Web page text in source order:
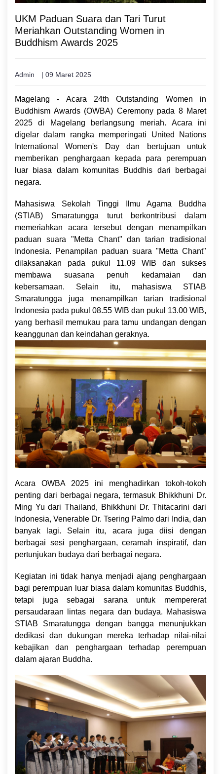
UKM Paduan Suara dan Tari Turut
Meriahkan Outstanding Women in
Buddhism Awards 2025
Admin | 09 Maret 2025
Magelang - Acara 24th Outstanding Women in
Buddhism Awards (OWBA) Ceremony pada 8 Maret
2025 di Magelang berlangsung meriah. Acara ini
digelar dalam rangka memperingati United Nations
International Women's Day dan bertujuan untuk
memberikan penghargaan kepada para perempuan
luar biasa dalam komunitas Buddhis dari berbagai
negara.
Mahasiswa Sekolah Tinggi Ilmu Agama Buddha
(STIAB) Smaratungga turut berkontribusi dalam
memeriahkan acara tersebut dengan menampilkan
paduan suara "Metta Chant" dan tarian tradisional
Indonesia. Penampilan paduan suara "Metta Chant"
dilaksanakan pada pukul 11.09 WIB dan sukses
membawa suasana penuh kedamaian dan
kebersamaan. Selain itu, mahasiswa STIAB
Smaratungga juga menampilkan tarian tradisional
Indonesia pada pukul 08.55 WIB dan pukul 13.00 WIB,
yang berhasil memukau para tamu undangan dengan
keanggunan dan keindahan geraknya.
Acara OWBA 2025 ini menghadirkan tokoh-tokoh
penting dari berbagai negara, termasuk Bhikkhuni Dr.
Ming Yu dari Thailand, Bhikkhuni Dr. Thitacarini dari
Indonesia, Venerable Dr. Tsering Palmo dari India, dan
banyak lagi. Selain itu, acara juga diisi dengan
berbagai sesi penghargaan, ceramah inspiratif, dan
pertunjukan budaya dari berbagai negara.
Kegiatan ini tidak hanya menjadi ajang penghargaan
bagi perempuan luar biasa dalam komunitas Buddhis,
tetapi juga sebagai sarana untuk mempererat
persaudaraan lintas negara dan budaya. Mahasiswa
STIAB Smaratungga dengan bangga menunjukkan
dedikasi dan dukungan mereka terhadap nilai-nilai
kebajikan dan penghargaan terhadap perempuan
dalam ajaran Buddha.